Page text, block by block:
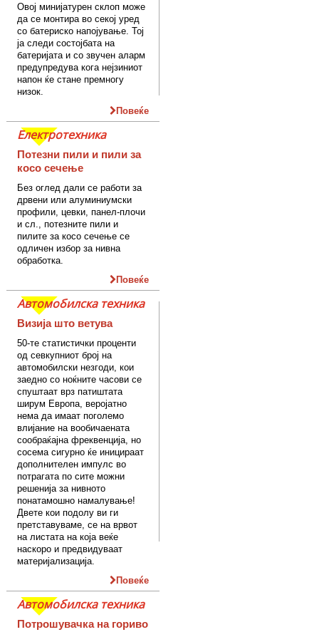
Овој минијатурен склоп може
да се монтира во секој уред
со батериско напојување. Тој
ја следи состојбата на
батеријата и со звучен аларм
предупредува кога нејзиниот
напон ќе стане премногу
низок.
Повеќе
Електротехника
Потезни пили и пили за
косо сечење
Без оглед дали се работи за
дрвени или алуминиумски
профили, цевки, панел-плочи
и сл., потезните пили и
пилите за косо сечење се
одличен избор за нивна
обработка.
Повеќе
Автомобилска техника
Визија што ветува
50-те статистички проценти
од севкупниот број на
автомобилски незгоди, кои
заедно со ноќните часови се
спуштаат врз патиштата
ширум Европа, веројатно
нема да имаат поголемо
влијание на вообичаената
сообраќајна фреквенција, но
сосема сигурно ќе иницираат
дополнителен импулс во
потрагата по сите можни
решенија за нивното
понатамошно намалување!
Двете кои подолу ви ги
претставуваме, се на врвот
на листата на која веќе
наскоро и предвидуваат
материјализација.
Повеќе
Автомобилска техника
Потрошувачка на гориво